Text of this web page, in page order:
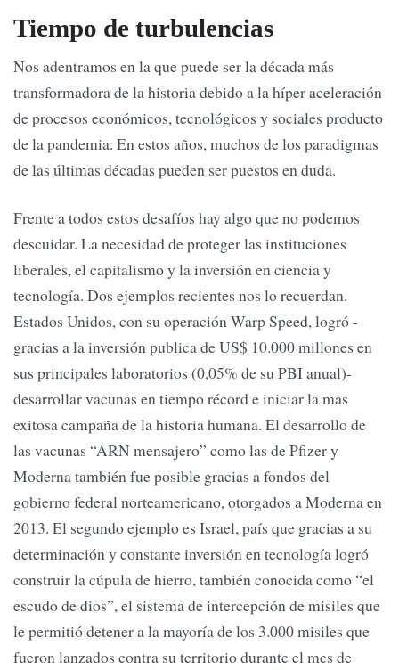
Tiempo de turbulencias
Nos adentramos en la que puede ser la década más
transformadora de la historia debido a la híper aceleración
de procesos económicos, tecnológicos y sociales producto
de la pandemia. En estos años, muchos de los paradigmas
de las últimas décadas pueden ser puestos en duda.
Frente a todos estos desafíos hay algo que no podemos
descuidar. La necesidad de proteger las instituciones
liberales, el capitalismo y la inversión en ciencia y
tecnología. Dos ejemplos recientes nos lo recuerdan.
Estados Unidos, con su operación Warp Speed, logró -
gracias a la inversión publica de US$ 10.000 millones en
sus principales laboratorios (0,05% de su PBI anual)-
desarrollar vacunas en tiempo récord e iniciar la mas
exitosa campaña de la historia humana. El desarrollo de
las vacunas “ARN mensajero” como las de Pfizer y
Moderna también fue posible gracias a fondos del
gobierno federal norteamericano, otorgados a Moderna en
2013. El segundo ejemplo es Israel, país que gracias a su
determinación y constante inversión en tecnología logró
construir la cúpula de hierro, también conocida como “el
escudo de dios”, el sistema de intercepción de misiles que
le permitió detener a la mayoría de los 3.000 misiles que
fueron lanzados contra su territorio durante el mes de